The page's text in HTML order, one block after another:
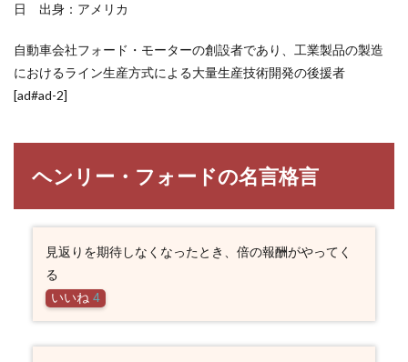
日 出身：アメリカ
自動車会社フォード・モーターの創設者であり、工業製品の製造
におけるライン生産方式による大量生産技術開発の後援者
[ad#ad-2]
ヘンリー・フォードの名言格言
見返りを期待しなくなったとき、倍の報酬がやってく
る
いいね 4